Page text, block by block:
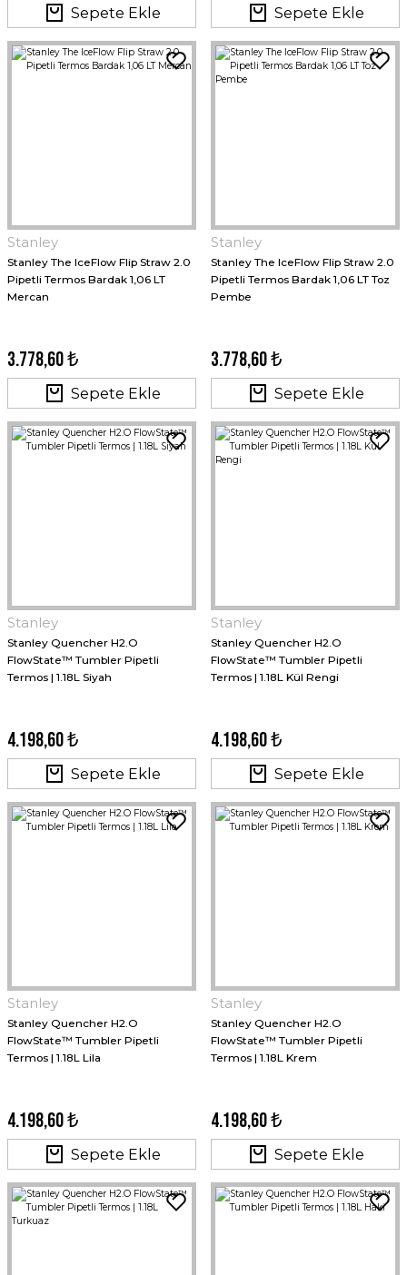
Sepete Ekle Sepete Ekle
Stanley
Stanley The IceFlow Flip Straw 2.0
Pipetli Termos Bardak 1,06 LT
Mercan
3.778,60 ₺
Sepete Ekle
Stanley
Stanley The IceFlow Flip Straw 2.0
Pipetli Termos Bardak 1,06 LT Toz
Pembe
3.778,60 ₺
Sepete Ekle
Stanley
Stanley Quencher H2.O
FlowState™ Tumbler Pipetli
Termos | 1.18L Siyah
4.198,60 ₺
Sepete Ekle
Stanley
Stanley Quencher H2.O
FlowState™ Tumbler Pipetli
Termos | 1.18L Kül Rengi
4.198,60 ₺
Sepete Ekle
Stanley
Stanley Quencher H2.O
FlowState™ Tumbler Pipetli
Termos | 1.18L Lila
4.198,60 ₺
Sepete Ekle
Stanley
Stanley Quencher H2.O
FlowState™ Tumbler Pipetli
Termos | 1.18L Krem
4.198,60 ₺
Sepete Ekle